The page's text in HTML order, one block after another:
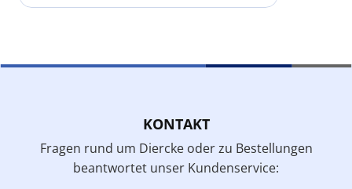
KONTAKT
Fragen rund um Diercke oder zu Bestellungen
beantwortet unser Kundenservice: